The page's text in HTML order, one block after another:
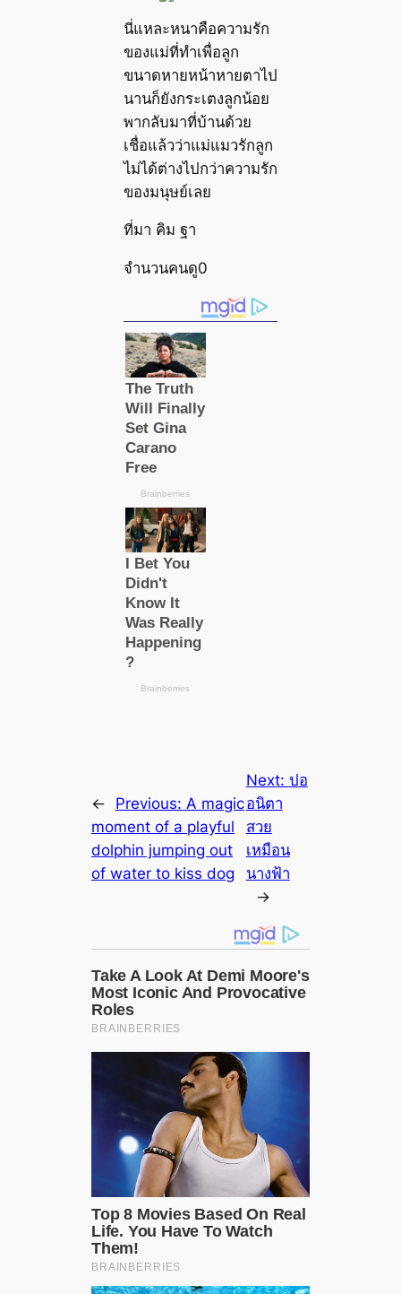
นี่แหละหนาคือความรัก
ของแม่ที่ทำเพื่อลูก
ขนาดหายหน้าหายตาไป
นานก็ยังกระเตงลูกน้อย
พากลับมาที่บ้านด้วย
เชื่อแล้วว่าแม่แมวรักลูก
ไม่ได้ต่างไปกว่าความรัก
ของมนุษย์เลย
ที่มา คิม ฐา
จำนวนคนดู0
← Previous: A magic
moment of a playful
dolphin jumping out
of water to kiss dog
Next: ปอ
อนิตา
สวย
เหมือน
นางฟ้า
→